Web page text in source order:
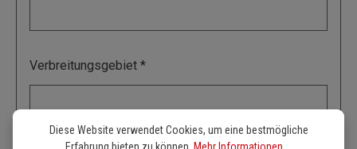
Verbreitungsgebiet
Diese Website verwendet Cookies, um eine bestmögliche
Erfahrung bieten zu können. Mehr Informationen ...